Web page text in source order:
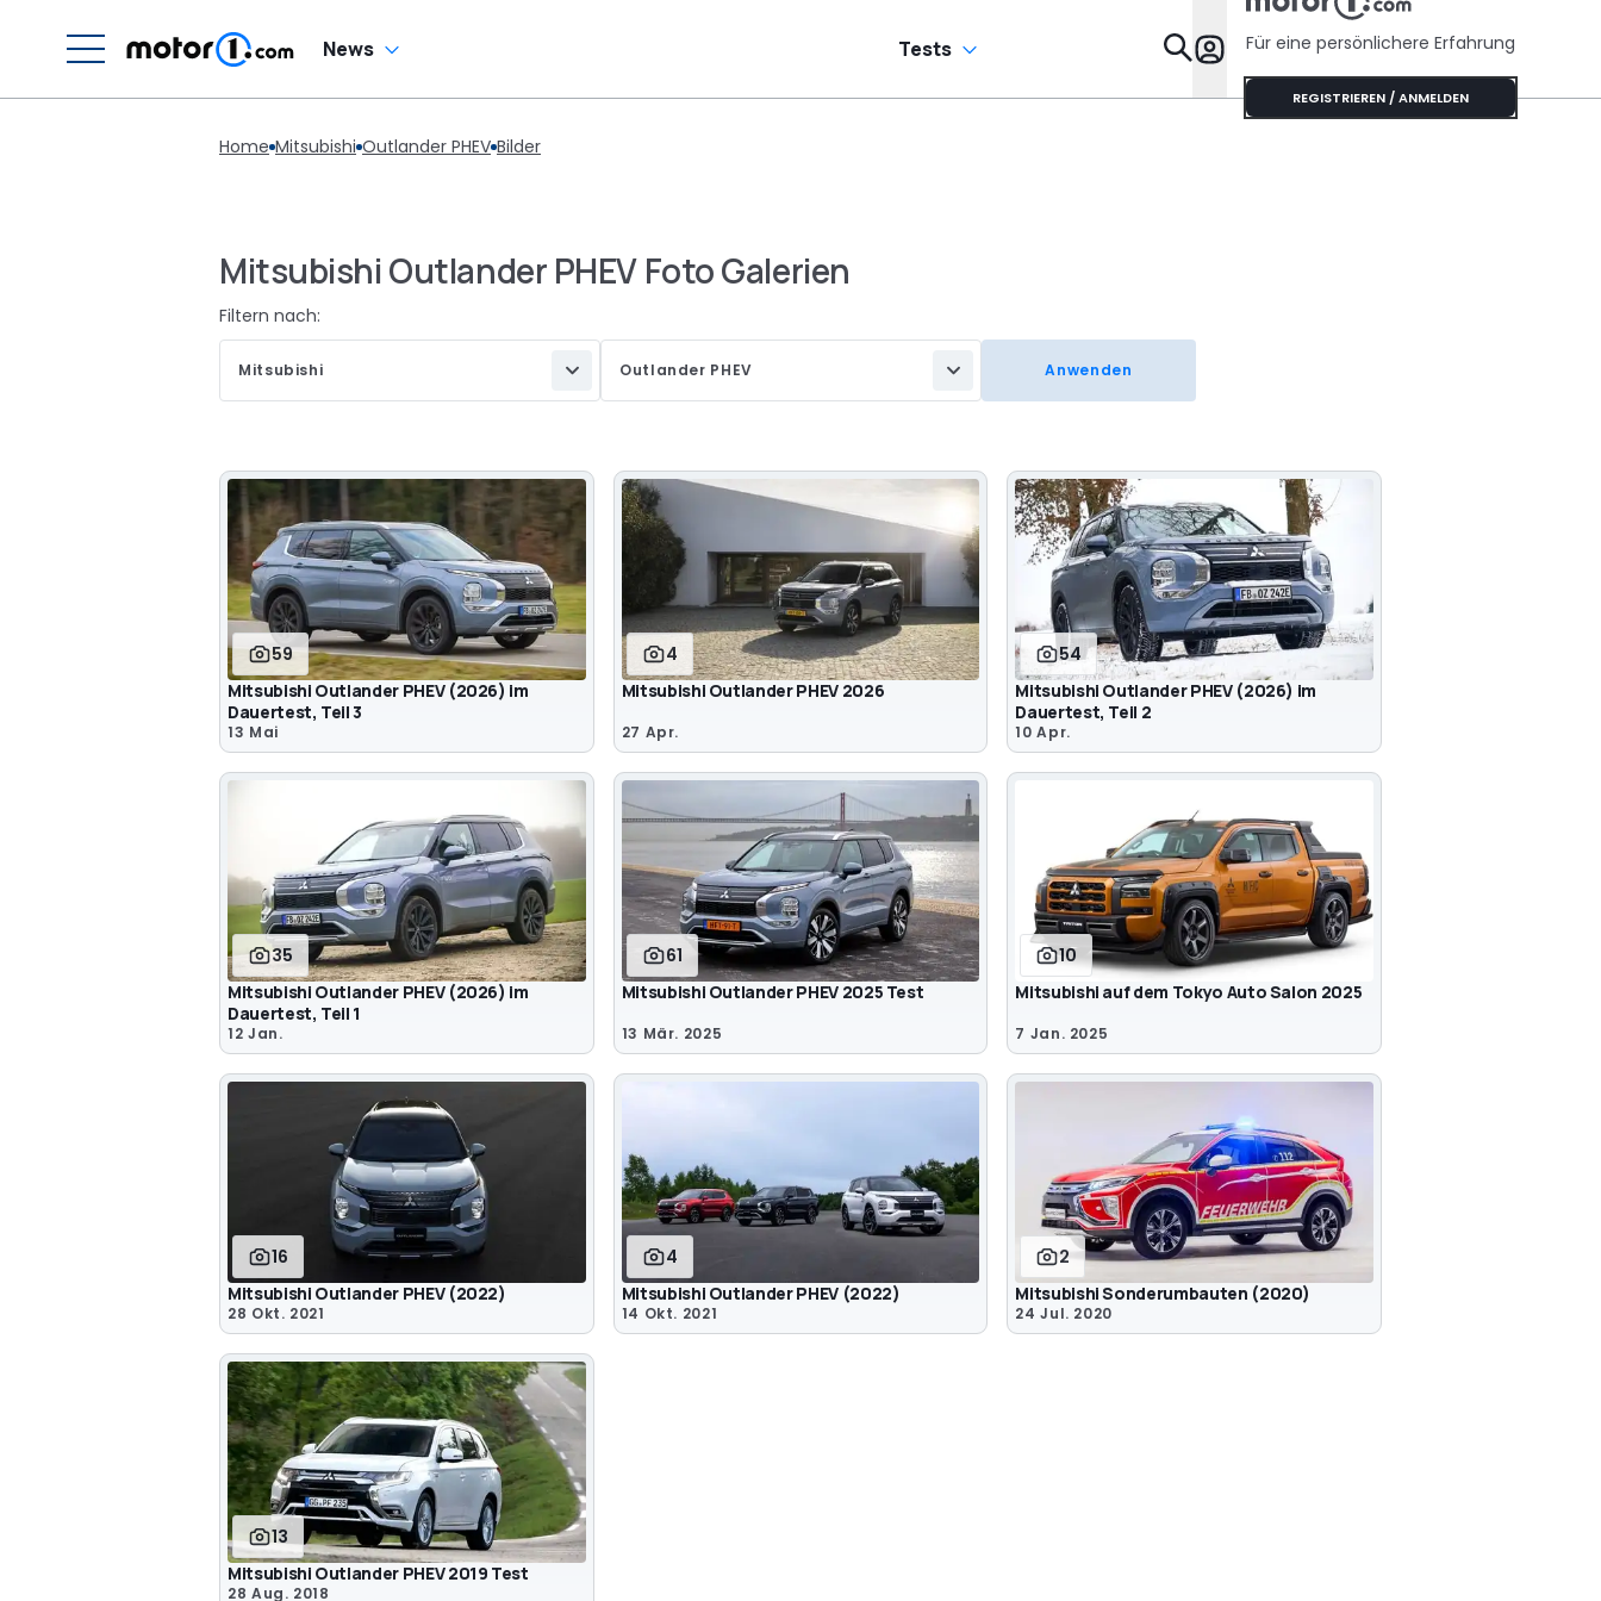
News Tests Specials
Für eine persönlichere Erfahrung
REGISTRIEREN / ANMELDEN
Home Mitsubishi Outlander PHEV Bilder
Mitsubishi Outlander PHEV Foto Galerien
Filtern nach:
Mitsubishi Outlander PHEV
59
Mitsubishi Outlander PHEV (2026) im
Dauertest, Teil 3
13 Mai
4
Mitsubishi Outlander PHEV 2026
27 Apr.
54
Mitsubishi Outlander PHEV (2026) im
Dauertest, Teil 2
10 Apr.
35
Mitsubishi Outlander PHEV (2026) im
Dauertest, Teil 1
12 Jan.
61
Mitsubishi Outlander PHEV 2025 Test
13 Mär. 2025
10
Mitsubishi auf dem Tokyo Auto Salon 2025
7 Jan. 2025
16
Mitsubishi Outlander PHEV (2022)
28 Okt. 2021
4
Mitsubishi Outlander PHEV (2022)
14 Okt. 2021
2
Mitsubishi Sonderumbauten (2020)
24 Jul. 2020
13
Mitsubishi Outlander PHEV 2019 Test
28 Aug. 2018